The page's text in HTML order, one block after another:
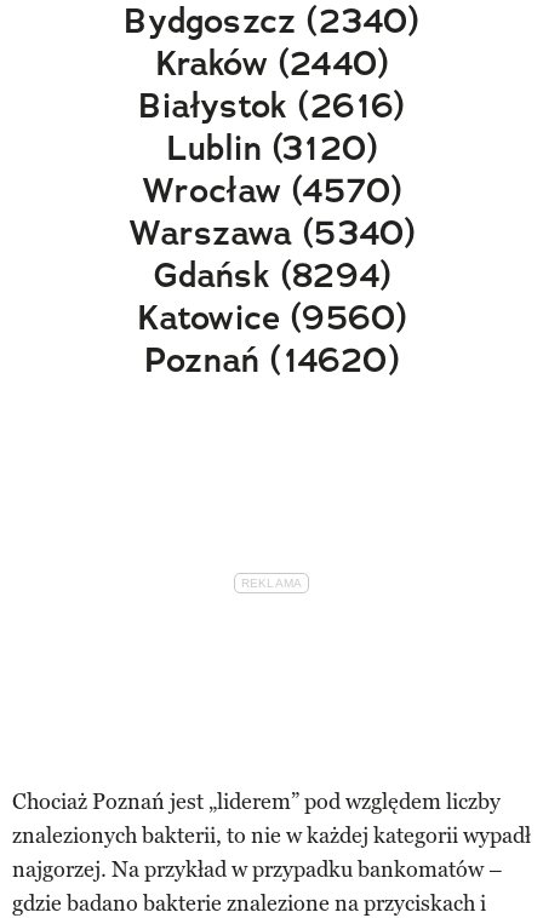
Bydgoszcz (2340)
Kraków (2440)
Białystok (2616)
Lublin (3120)
Wrocław (4570)
Warszawa (5340)
Gdańsk (8294)
Katowice (9560)
Poznań (14620)
Chociaż Poznań jest „liderem” pod względem liczby
znalezionych bakterii, to nie w każdej kategorii wypadł
najgorzej. Na przykład w przypadku bankomatów –
gdzie badano bakterie znalezione na przyciskach i